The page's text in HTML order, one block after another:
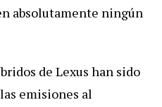
absolutamente ningún
de Lexus han sido
emisiones al